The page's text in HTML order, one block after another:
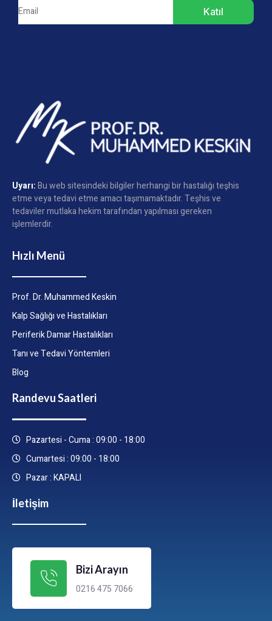
Katıl
Uyarı:Bu web sitesindeki bilgiler herhangi bir hastalığı teşhis
etme veya tedavi etme amacı taşımamaktadır. Teşhis ve
tedaviler mutlaka hekim tarafından yapılması gereken
işlemlerdir.
Hızlı Menü
Prof. Dr. Muhammed Keskin
Kalp Sağlığı ve Hastalıkları
Periferik Damar Hastalıkları
Tanı ve Tedavi Yöntemleri
Blog
Randevu Saatleri
Pazartesi - Cuma : 09:00 - 18:00
Cumartesi : 09:00 - 18:00
Pazar : KAPALI
İletişim
Bizi Arayın
0216 475 7066